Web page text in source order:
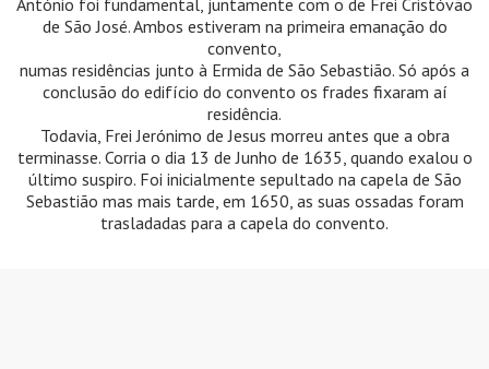
António foi fundamental, juntamente com o de Frei Cristóvão
de São José. Ambos estiveram na primeira emanação do
convento,
numas residências junto à Ermida de São Sebastião. Só após a
conclusão do edifício do convento os frades fixaram aí
residência.
Todavia, Frei Jerónimo de Jesus morreu antes que a obra
terminasse. Corria o dia 13 de Junho de 1635, quando exalou o
último suspiro. Foi inicialmente sepultado na capela de São
Sebastião mas mais tarde, em 1650, as suas ossadas foram
trasladadas para a capela do convento.